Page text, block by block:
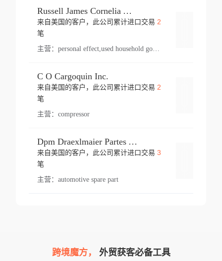
Russell James Cornelia Arlington Va
来自美国的客户，此公司累计进口交易 2
笔
主营： personal effect,used household goods
C O Cargoquin Inc.
来自美国的客户，此公司累计进口交易 2
笔
主营： compressor
Dpm Draexlmaier Partes Automotrices Corr Ind Huejotzingo
来自美国的客户，此公司累计进口交易 3
笔
主营： automotive spare part
跨境魔方， 外贸获客必备工具